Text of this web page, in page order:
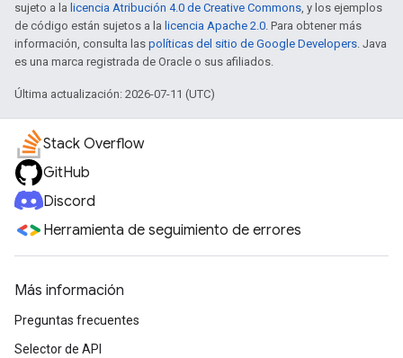
sujeto a la licencia Atribución 4.0 de Creative Commons, y los ejemplos
de código están sujetos a la licencia Apache 2.0. Para obtener más
información, consulta las políticas del sitio de Google Developers. Java
es una marca registrada de Oracle o sus afiliados.
Última actualización: 2026-07-11 (UTC)
Stack Overflow
GitHub
Discord
Herramienta de seguimiento de errores
Más información
Preguntas frecuentes
Selector de API